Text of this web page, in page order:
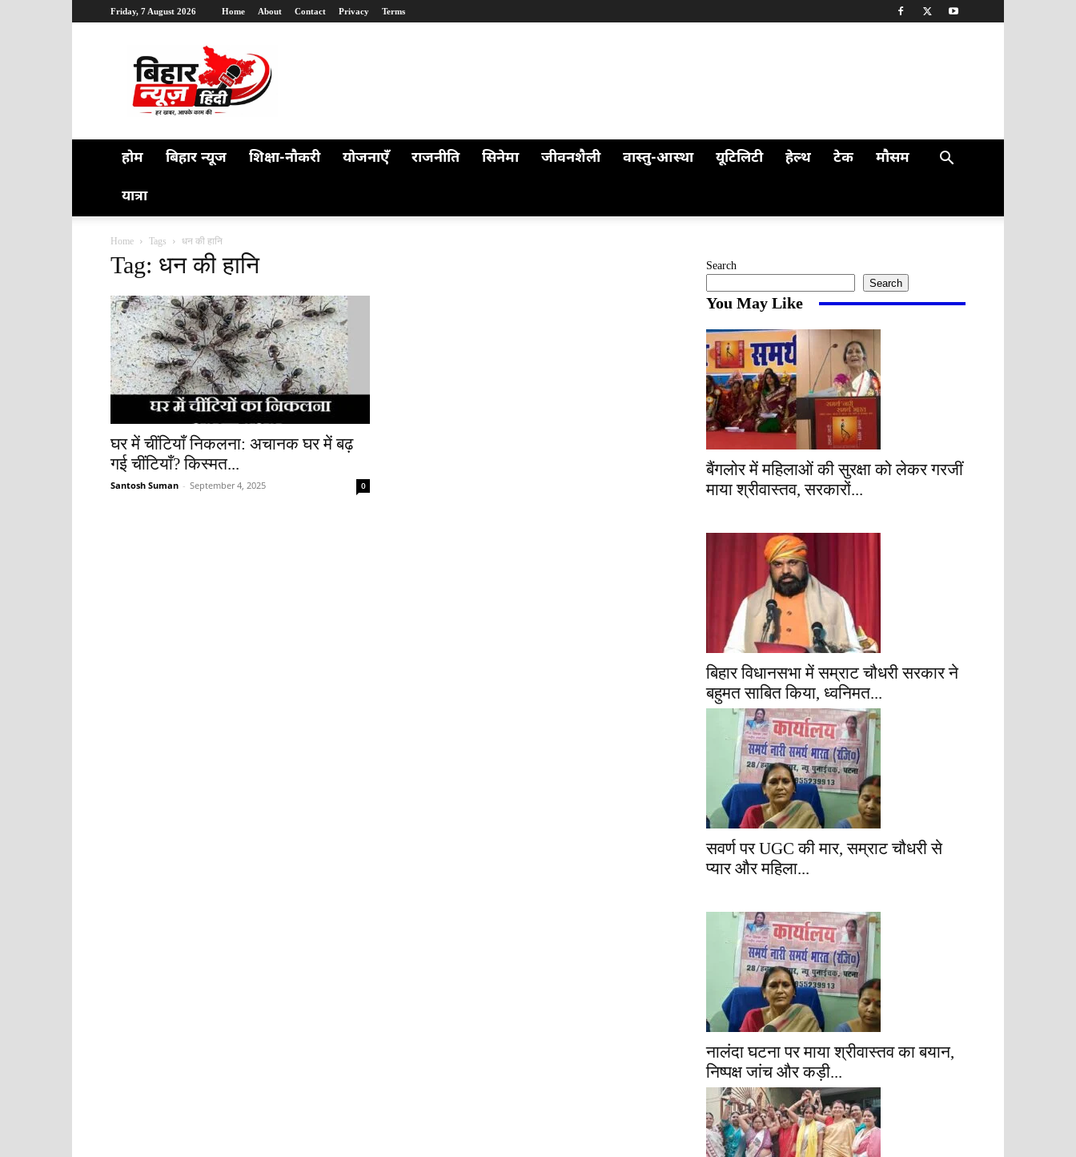
Friday, 7 August 2026 Home About Contact Privacy Terms
Bihar
News
Hindi
होम बिहार न्यूज शिक्षा-नौकरी योजनाएँ राजनीति सिनेमा जीवनशैली वास्तु-आस्था यूटिलिटी हेल्थ टेक मौसम
यात्रा
Home Tags धन की हानि
Tag: धन की हानि
घर में चींटियाँ निकलना: अचानक घर में बढ़
गई चींटियाँ? किस्मत...
Santosh Suman - September 4, 2025 0
Search
Search
You May Like
बैंगलोर में महिलाओं की सुरक्षा को लेकर गरजीं
माया श्रीवास्तव, सरकारों...
बिहार विधानसभा में सम्राट चौधरी सरकार ने
बहुमत साबित किया, ध्वनिमत...
सवर्ण पर UGC की मार, सम्राट चौधरी से
प्यार और महिला...
नालंदा घटना पर माया श्रीवास्तव का बयान,
निष्पक्ष जांच और कड़ी...